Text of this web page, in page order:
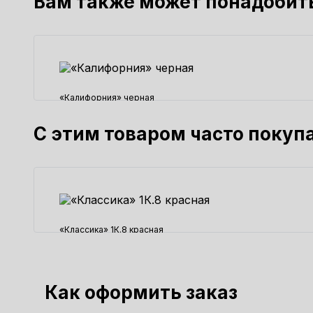
«Калифорния» черная
С этим товаром часто
«Классика» 1К.8 красная
Как оформить заказ